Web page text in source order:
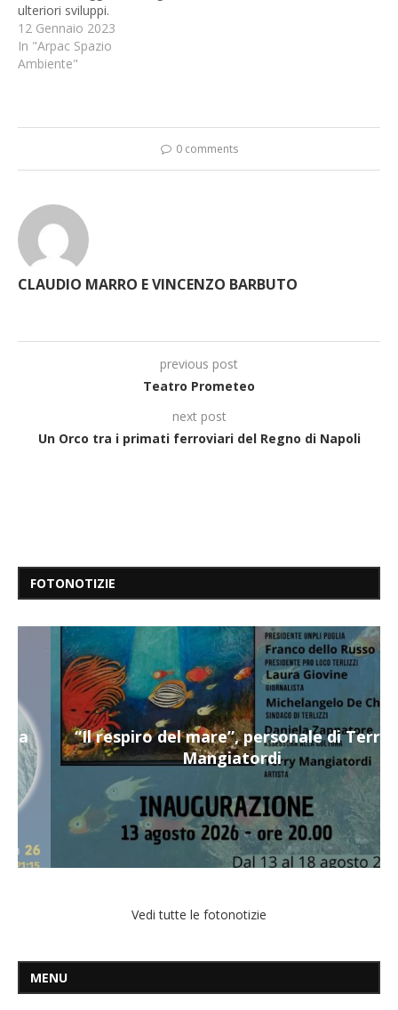
ulteriori sviluppi.
12 Gennaio 2023
In "Arpac Spazio
Ambiente"
0 comments
CLAUDIO MARRO E VINCENZO BARBUTO
previous post
Teatro Prometeo
next post
Un Orco tra i primati ferroviari del Regno di Napoli
FOTONOTIZIE
“Il respiro del mare”, personale di Terry
Mangiatordi
Vedi tutte le fotonotizie
MENU